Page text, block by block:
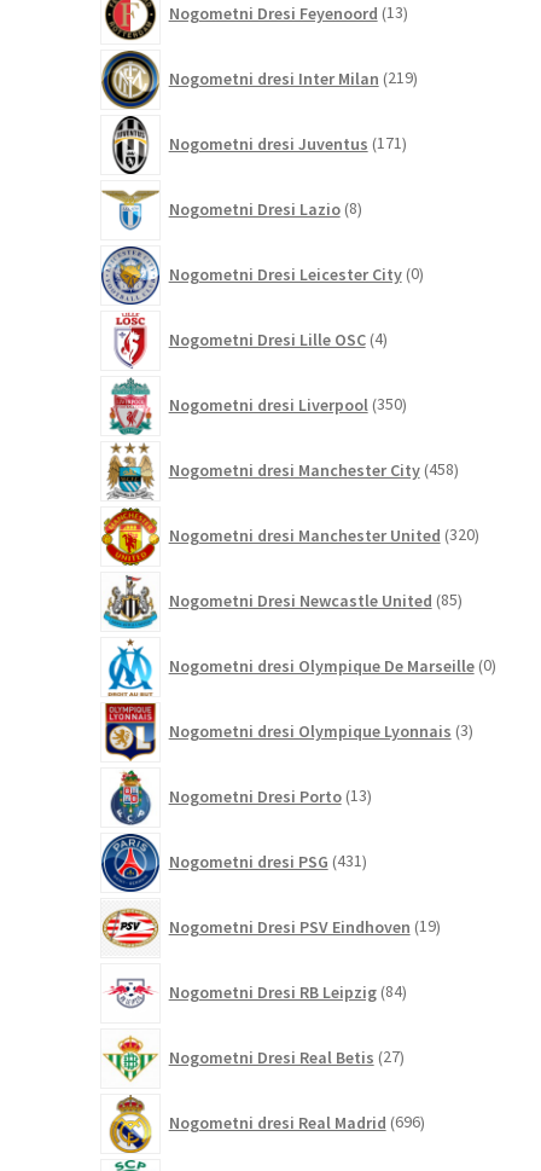
Nogometni Dresi Feyenoord 13izdelkov
Nogometni dresi Inter Milan 219izdelkov
Nogometni dresi Juventus 171izdelkov
Nogometni Dresi Lazio 8izdelkov
Nogometni Dresi Leicester City 0izdelkov
Nogometni Dresi Lille OSC 4izdelki
Nogometni dresi Liverpool 350izdelkov
Nogometni dresi Manchester City 458izdelkov
Nogometni dresi Manchester United 320izdelkov
Nogometni Dresi Newcastle United 85izdelkov
Nogometni dresi Olympique De Marseille 0
Nogometni dresi Olympique Lyonnais 3izdelki
Nogometni Dresi Porto 13izdelkov
Nogometni dresi PSG 431izdelkov
Nogometni Dresi PSV Eindhoven 19izdelkov
Nogometni Dresi RB Leipzig 84izdelkov
Nogometni Dresi Real Betis 27izdelkov
Nogometni dresi Real Madrid 696izdelkov